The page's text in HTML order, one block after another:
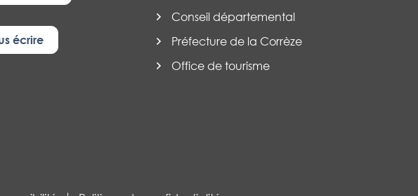
écrire
Conseil départemental
Préfecture de la Corrèze
Office de tourisme